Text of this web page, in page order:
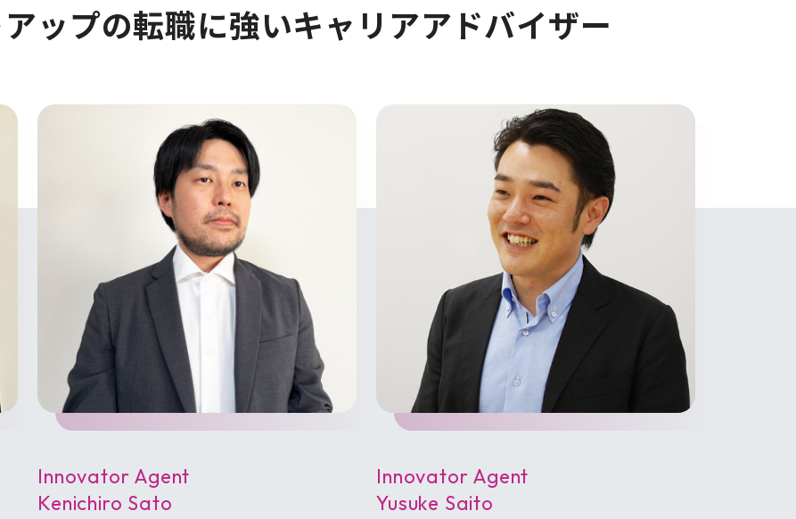
ップの転職に強いキャリアアドバイザー
Innovator Agent
Kenichiro Sato
Innovator Agent
Yusuke Saito